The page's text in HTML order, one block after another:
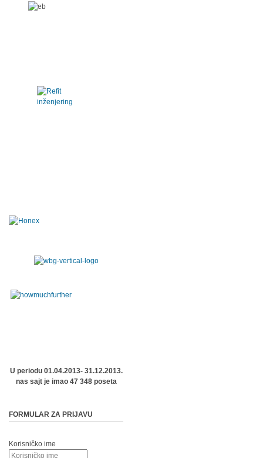
U periodu 01.04.2013- 31.12.2013.
nas sajt je imao 47 348 poseta
FORMULAR ZA PRIJAVU
Korisničko ime